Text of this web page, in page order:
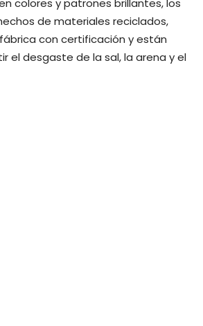
de materiales reciclados,
con certificación y están
el desgaste de la sal, la arena y el